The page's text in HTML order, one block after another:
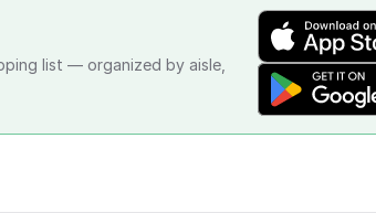
list — organized by aisle,